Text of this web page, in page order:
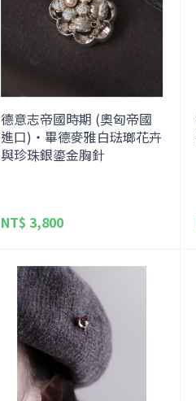
德意志帝國時期 (奧匈帝國
進口)・畢德麥雅白琺瑯花卉
與珍珠銀鎏金胸針
NT$ 3,800